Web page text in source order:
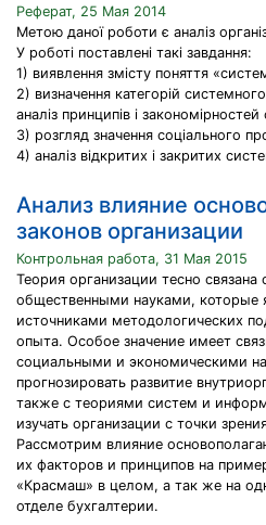
Реферат, 25 Мая 2014
Метою даної роботи є аналіз
У роботі поставлені такі завдання:
1) виявлення змісту поняття
2) визначення категорій
аналіз принципів і закономірностей
3) розгляд значення соціального
4) аналіз відкритих і закритих
Анализ влияние
законов организации
Контрольная работа, 31 Мая 2015
Теория организации тесно связана
общественными науками, которые
источниками методологических
опыта. Особое значение имеет
социальными и экономическими
прогнозировать развитие
также с теориями систем и
изучать организации с точки
Рассмотрим влияние
их факторов и принципов на
«Красмаш» в целом, а так же на
отделе бухгалтерии.